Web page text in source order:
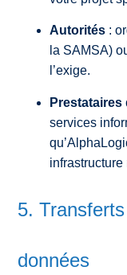
Autorités :
la SAMSA)
l’exige.
services
infrastructure
5.
données